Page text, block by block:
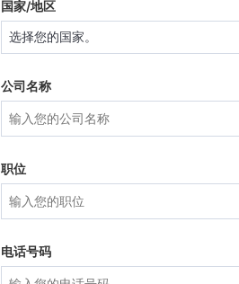
国家/地区
公司名称
职位
电话号码